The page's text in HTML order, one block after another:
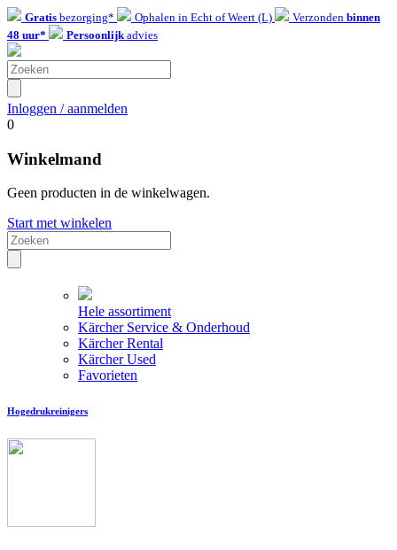
Gratis bezorging* Ophalen in Echt of Weert (L) Verzonden binnen
48 uur*
Persoonlijkadvies
Inloggen / aanmelden
0
Winkelmand
Geen producten in de winkelwagen.
Start met winkelen
Hele assortiment
Kärcher Service & Onderhoud
Kärcher Rental
Kärcher Used
Favorieten
Hogedrukreinigers